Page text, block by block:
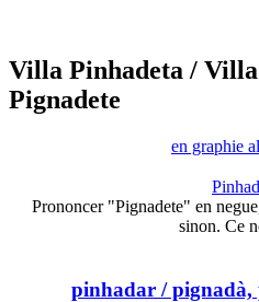
Villa Pinhadeta / Villa
Pignadete
en graphie
Prononcer "Pignadete" en
sinon. Ce
pinhadar / pignadà,